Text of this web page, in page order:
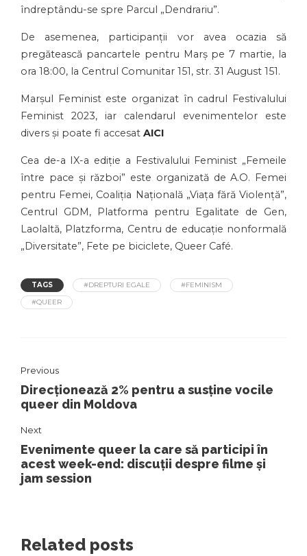
îndreptându-se spre Parcul „Dendrariu”.
De asemenea, participanții vor avea ocazia să
pregătească pancartele pentru Marș pe 7 martie, la
ora 18:00, la Centrul Comunitar 151, str. 31 August 151.
Marșul Feminist este organizat în cadrul Festivalului
Feminist 2023, iar calendarul evenimentelor este
divers și poate fi accesat AICI
Cea de-a IX-a ediție a Festivalului Feminist „Femeile
între pace și război” este organizată de A.O. Femei
pentru Femei, Coaliția Națională „Viața fără Violență”,
Centrul GDM, Platforma pentru Egalitate de Gen,
Laolaltă, Platzforma, Centru de educație nonformală
„Diversitate”, Fete pe biciclete, Queer Café.
TAGS #DREPTURI EGALE
#FEMINISM
#QUEER
Previous
Direcționează 2% pentru a susține vocile
queer din Moldova
Next
Evenimente queer la care să participi în
acest week-end: discuții despre filme și
jam session
Related posts